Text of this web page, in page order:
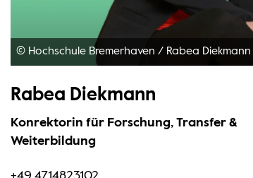
© Hochschule Bremerhaven /Rabea Diekmann
Rabea Diekmann
Konrektorin für Forschung, Transfer &
Weiterbildung